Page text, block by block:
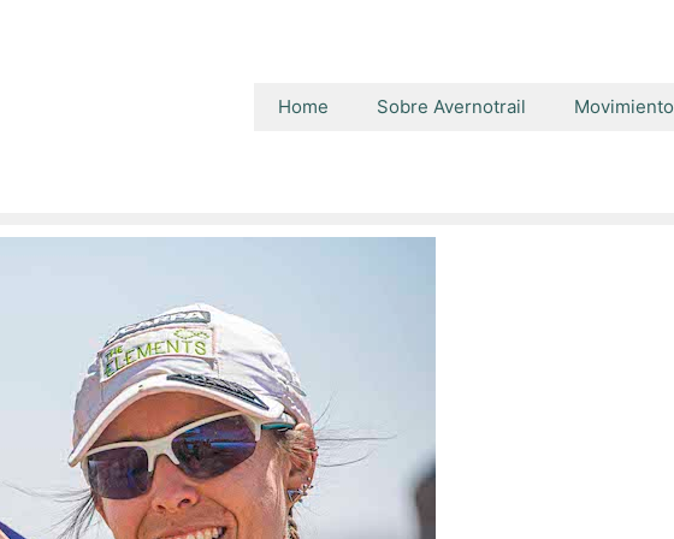
Home
Sobre Avernotrail Movimiento